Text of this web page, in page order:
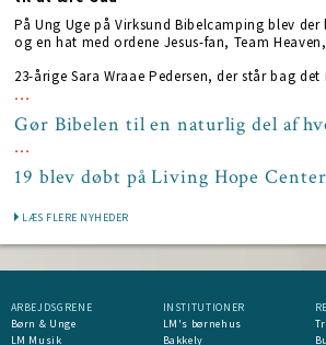
På Ung Uge på Virksund Bibelcamping blev
og en hat med ordene Jesus-fan, Team
23-årige Sara Wraae Pedersen, der står bag
Gør Bibelen til en naturlig del af
19 blev døbt på Living Hope Center
LÆS FLERE NYHEDER
ARBEJDSGRENE
Børn & Unge
LM Musik
INSTITUTIONER
LM's børnehus
Bakkely